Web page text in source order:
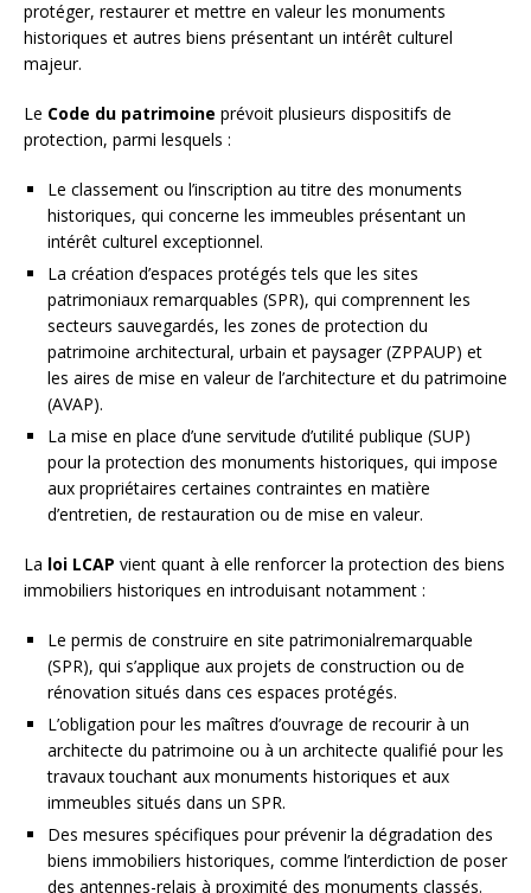
protéger, restaurer et mettre en valeur les monuments
historiques et autres biens présentant un intérêt culturel
majeur.
Le Code du patrimoine prévoit plusieurs dispositifs de
protection, parmi lesquels :
Le classement ou l’inscription au titre des monuments
historiques, qui concerne les immeubles présentant un
intérêt culturel exceptionnel.
La création d’espaces protégés tels que les sites
patrimoniaux remarquables (SPR), qui comprennent les
secteurs sauvegardés, les zones de protection du
patrimoine architectural, urbain et paysager (ZPPAUP) et
les aires de mise en valeur de l’architecture et du patrimoine
(AVAP).
La mise en place d’une servitude d’utilité publique (SUP)
pour la protection des monuments historiques, qui impose
aux propriétaires certaines contraintes en matière
d’entretien, de restauration ou de mise en valeur.
La loi LCAP vient quant à elle renforcer la protection des biens
immobiliers historiques en introduisant notamment :
Le permis de construire en site patrimonialremarquable
(SPR), qui s’applique aux projets de construction ou de
rénovation situés dans ces espaces protégés.
L’obligation pour les maîtres d’ouvrage de recourir à un
architecte du patrimoine ou à un architecte qualifié pour les
travaux touchant aux monuments historiques et aux
immeubles situés dans un SPR.
Des mesures spécifiques pour prévenir la dégradation des
biens immobiliers historiques, comme l’interdiction de poser
des antennes-relais à proximité des monuments classés.